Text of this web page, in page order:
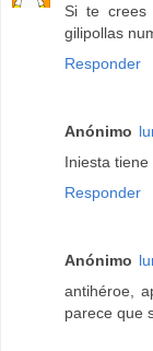
Si te
gilipollas
Responder
Anónimo
Iniesta
Responder
Anónimo
antihéroe,
parece que